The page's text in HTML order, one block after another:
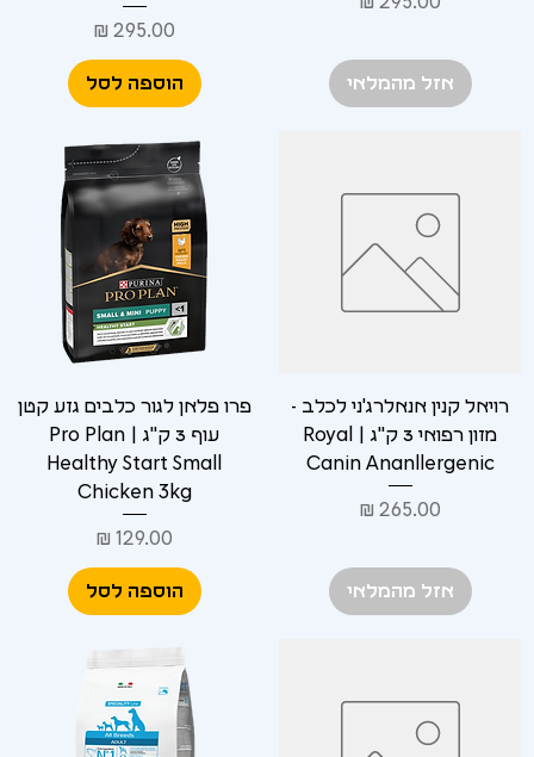
אזל מהמלאי
מחיר
הוספה לסל
רויאל קנין אנאלרג'ני לכלב -
מזון רפואי 3 ק"ג | Royal
Canin Ananllergenic
מחיר
אזל מהמלאי
פרו פלאן לגור כלבים גזע קטן
עוף 3 ק"ג | Pro Plan
Healthy Start Small
Chicken 3kg
מחיר
הוספה לסל